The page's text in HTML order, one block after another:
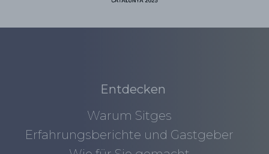
Entdecken
Warum Sitges
Erfahrungsberichte und Gastgeber